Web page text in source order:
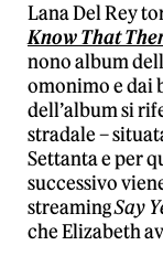
Lana Del Rey
Know That
nono album
omonimo e dai
dell’album si
stradale –
Settanta e per
successivo
streamingSay
che Elizabeth